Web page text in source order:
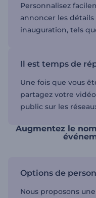
Personnalisez
annoncer les
inauguration, tels
Il est temps de
Une fois que vous
partagez votre
public sur les
Augmentez le
Options de
Nous proposons